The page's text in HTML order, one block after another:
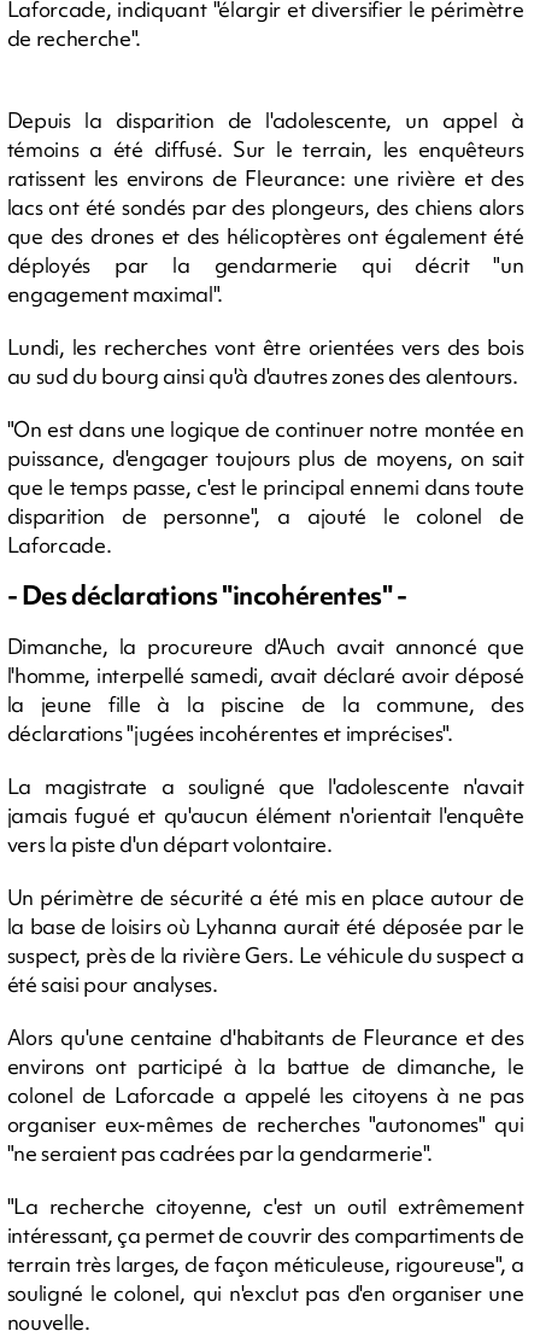
Laforcade, indiquant "élargir et diversifier le périmètre
de recherche".
Depuis la disparition de l'adolescente, un appel à
témoins a été diffusé. Sur le terrain, les enquêteurs
ratissent les environs de Fleurance: une rivière et des
lacs ont été sondés par des plongeurs, des chiens alors
que des drones et des hélicoptères ont également été
déployés par la gendarmerie qui décrit "un
engagement maximal".
Lundi, les recherches vont être orientées vers des bois
au sud du bourg ainsi qu'à d'autres zones des alentours.
"On est dans une logique de continuer notre montée en
puissance, d'engager toujours plus de moyens, on sait
que le temps passe, c'est le principal ennemi dans toute
disparition de personne", a ajouté le colonel de
Laforcade.
- Des déclarations "incohérentes" -
Dimanche, la procureure d'Auch avait annoncé que
l'homme, interpellé samedi, avait déclaré avoir déposé
la jeune fille à la piscine de la commune, des
déclarations "jugées incohérentes et imprécises".
La magistrate a souligné que l'adolescente n'avait
jamais fugué et qu'aucun élément n'orientait l'enquête
vers la piste d'un départ volontaire.
Un périmètre de sécurité a été mis en place autour de
la base de loisirs où Lyhanna aurait été déposée par le
suspect, près de la rivière Gers. Le véhicule du suspect a
été saisi pour analyses.
Alors qu'une centaine d'habitants de Fleurance et des
environs ont participé à la battue de dimanche, le
colonel de Laforcade a appelé les citoyens à ne pas
organiser eux-mêmes de recherches "autonomes" qui
"ne seraient pas cadrées par la gendarmerie".
"La recherche citoyenne, c'est un outil extrêmement
intéressant, ça permet de couvrir des compartiments de
terrain très larges, de façon méticuleuse, rigoureuse", a
souligné le colonel, qui n'exclut pas d'en organiser une
nouvelle.